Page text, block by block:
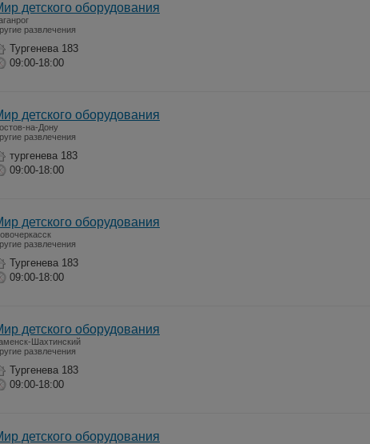
детского оборудования
развлечения
Тургенева 183
09:00-18:00
детского оборудования
на-Дону
развлечения
тургенева 183
09:00-18:00
детского оборудования
развлечения
Тургенева 183
09:00-18:00
детского оборудования
Шахтинский
развлечения
Тургенева 183
09:00-18:00
детского оборудования